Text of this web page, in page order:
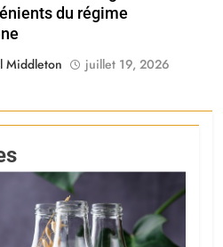
du régime
Middleton
juillet 19, 2026